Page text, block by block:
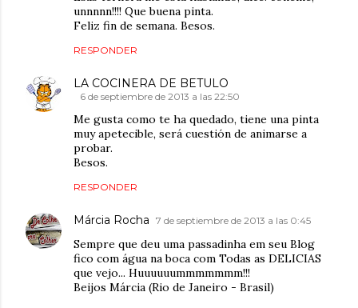
unnnnn!!!! Que buena pinta.
Feliz fin de semana. Besos.
RESPONDER
LA COCINERA DE BETULO
6 de septiembre de 2013 a las 22:50
Me gusta como te ha quedado, tiene una pinta
muy apetecible, será cuestión de animarse a
probar.
Besos.
RESPONDER
Márcia Rocha 7 de septiembre de 2013 a las 0:45
Sempre que deu uma passadinha em seu Blog
fico com água na boca com Todas as DELICIAS
que vejo... Huuuuuummmmmmm!!!
Beijos Márcia (Rio de Janeiro - Brasil)